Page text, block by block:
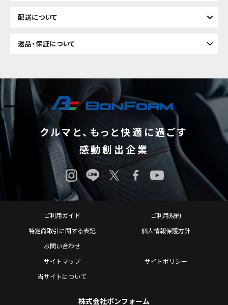
配送について
返品・保証について
クルマと、もっと快適に過ごす
感動創出企業
ご利用ガイド
ご利用規約
特定商取引に関する表記
個人情報保護方針
お問い合わせ
サイトマップ
サイトポリシー
当サイトについて
株式会社ボンフォーム